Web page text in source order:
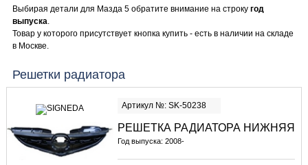
Выбирая детали для Мазда 5 обратите внимание на строку год
выпуска.
Товар у которого присутствует кнопка купить - есть в наличии на складе
в Москве.
Решетки радиатора
Артикул №: SK-50238
РЕШЕТКА РАДИАТОРА НИЖНЯЯ
Год выпуска: 2008-